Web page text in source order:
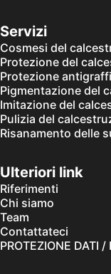
Servizi
Cosmesi del
Protezione del
Protezione
Pigmentazione del
Imitazione del
Pulizia del
Risanamento delle
Ulteriori link
Riferimenti
Chi siamo
Team
Contattateci
PROTEZIONE DATI /